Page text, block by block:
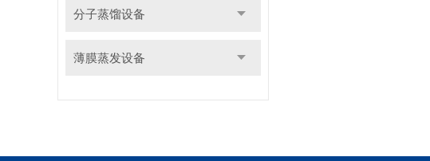
分子蒸馏设备
薄膜蒸发设备